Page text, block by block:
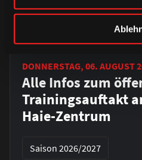
DONNERSTAG, 06. AUGUST
Alle Infos zum
Trainingsauftakt
Haie-Zentrum
Saison 2026/2027